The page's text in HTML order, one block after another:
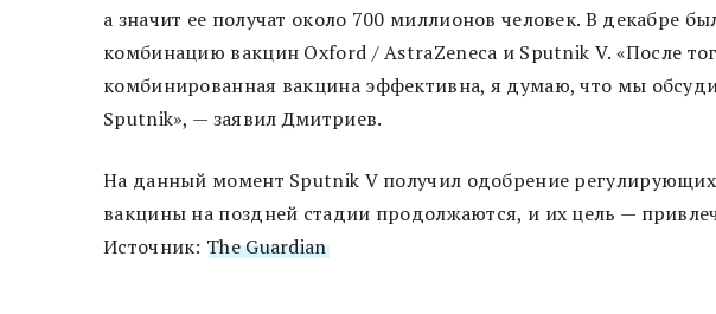
а значит ее получат около 700 миллионов человек. В декабре
комбинацию вакцин Oxford / AstraZeneca и Sputnik V. «После
комбинированная вакцина эффективна, я думаю, что мы
Sputnik», — заявил Дмитриев.
На данный момент Sputnik V получил одобрение регулирующих
вакцины на поздней стадии продолжаются, и их цель —
Источник: The Guardian